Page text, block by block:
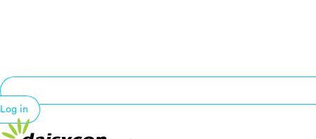
Log in